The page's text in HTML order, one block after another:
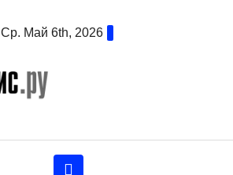
Ср. Май 6th, 2026